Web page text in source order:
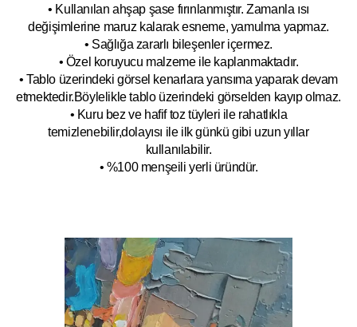
• Kullanılan ahşap şase fırınlanmıştır. Zamanla ısı
değişimlerine maruz kalarak esneme, yamulma yapmaz.
• Sağlığa zararlı bileşenler içermez.
• Özel koruyucu malzeme ile kaplanmaktadır.
• Tablo üzerindeki görsel kenarlara yansıma yaparak devam
etmektedir.Böylelikle tablo üzerindeki görselden kayıp olmaz.
• Kuru bez ve hafif toz tüyleri ile rahatlıkla
temizlenebilir,dolayısı ile ilkgünkü gibi uzun yıllar
kullanılabilir.
• %100 menşeili yerli üründür.